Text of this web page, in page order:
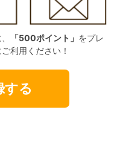
「500ポイント」 をプレ
利用ください！
する